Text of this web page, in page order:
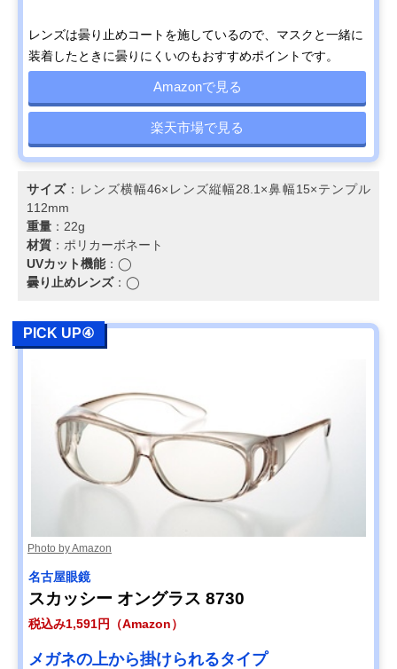
レンズは曇り止めコートを施しているので、マスクと一緒に
装着したときに曇りにくいのもおすすめポイントです。
Amazonで見る
楽天市場で見る
サイズ ：レンズ横幅46×レンズ縦幅28.1×鼻幅15×テンプル
112mm
重量 ：22g
材質 ：ポリカーボネート
UVカット機能：◯
曇り止めレンズ：◯
PICK UP④
Photo by Amazon
名古屋眼鏡
スカッシー オングラス 8730
税込み1,591円（Amazon）
メガネの上から掛けられるタイプ